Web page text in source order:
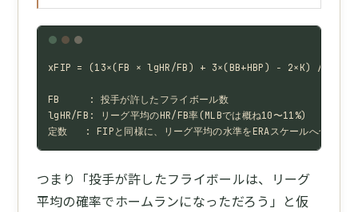
xFIP = (13×(FB × lgHR/FB) + 3×(BB+HBP) − 2×K) / IP +
FB     : 投手が許したフライボール数
lgHR/FB: リーグ平均のHR/FB率(MLBでは概ね10〜11%)
定数   : FIPと同様に、リーグ平均の水準をERAスケールへ合わせ
つまり「投手が許したフライボールは、リーグ
平均の確率でホームランになっただろう」と仮